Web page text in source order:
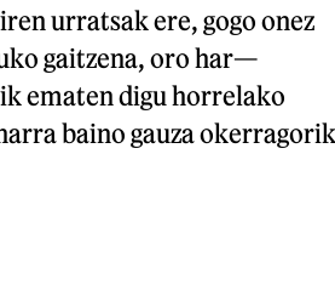
urratsak ere, gogo onez
gaitzena, oro har—
ematen digu horrelako
baino gauza okerragorik